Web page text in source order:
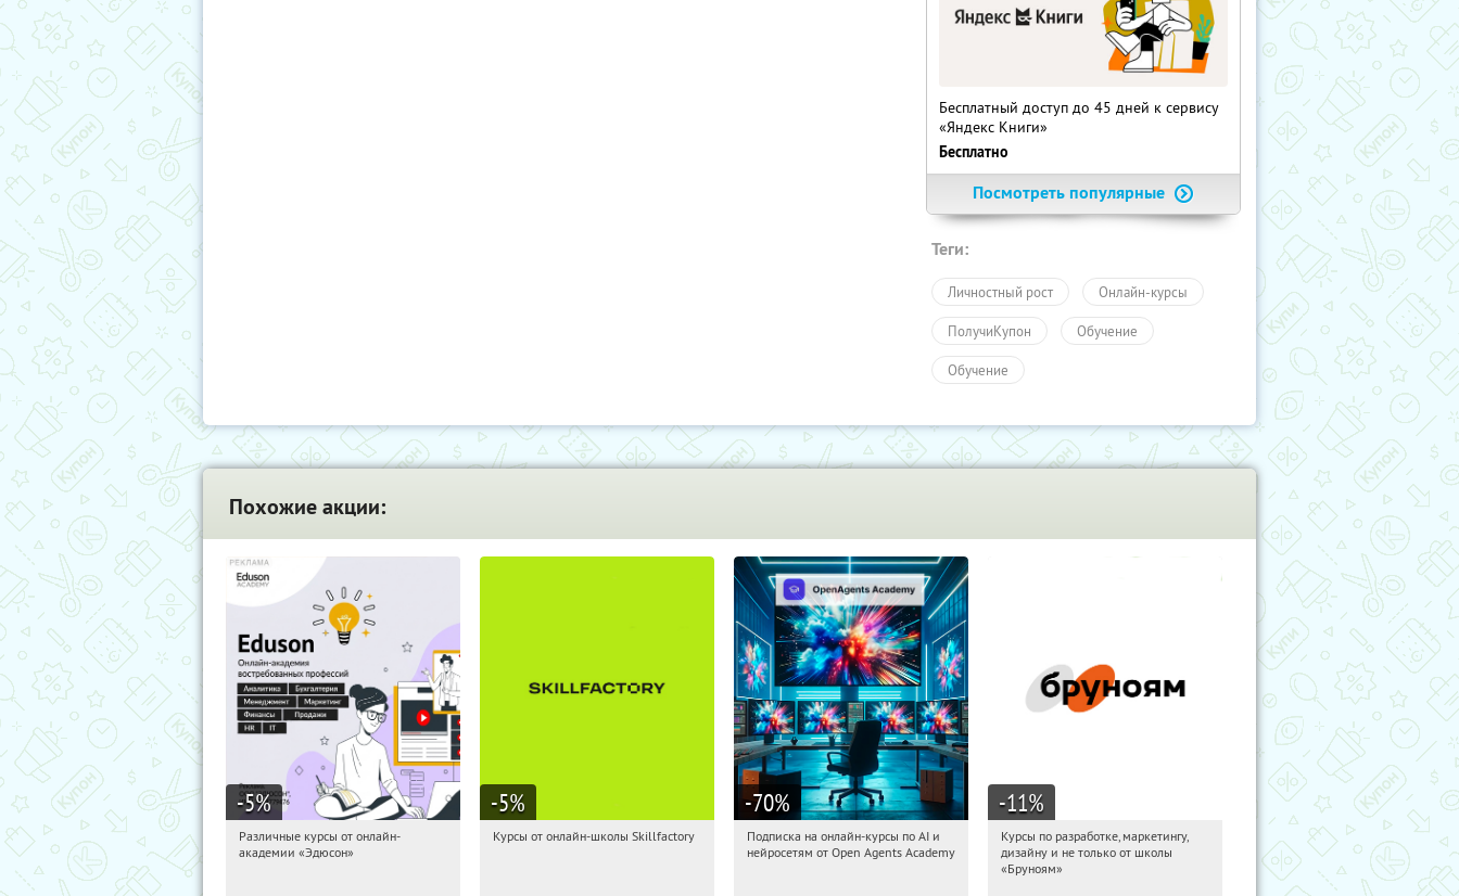
Бесплатный доступ до 45 дней к сервису
«Яндекс Книги»
Бесплатно
Посмотреть популярные
Теги:
Личностный рост Онлайн-курсы
ПолучиКупон Обучение
Обучение
Похожие акции:
-5%
05:54:11 Получили:
Различные курсы от онлайн-
академии «Эдюсон»
-5%
05:54:11
Получи первым!
Курсы от онлайн-школы Skillfactory
-70%
05:54:11 Получили:
Подписка на онлайн-курсы по AI и
нейросетям от Open Agents Academy
-11%
05:54:11
Получи первым!
Россия
Курсы по разработке, маркетингу,
дизайну и не только от школы
«Бруноям»